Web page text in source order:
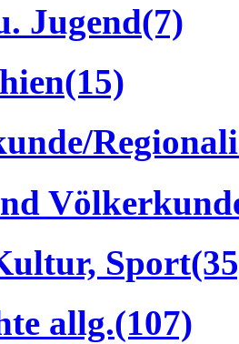
Jugend(7)
(15)
Sport
allg.(107)